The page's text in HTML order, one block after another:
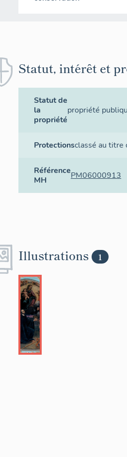
Statut, intérêt et
Statut de
la
propriété
propriété
Protectionsclassé au titre
Référence
MH
PM06000913
Illustrations 1